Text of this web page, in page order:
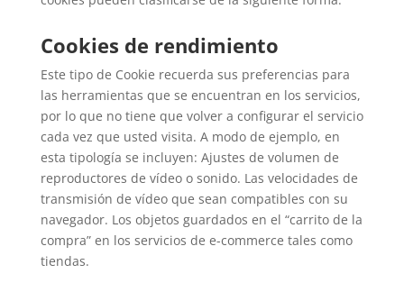
Cookies de rendimiento
Este tipo de Cookie recuerda sus preferencias para
las herramientas que se encuentran en los servicios,
por lo que no tiene que volver a configurar el servicio
cada vez que usted visita. A modo de ejemplo, en
esta tipología se incluyen: Ajustes de volumen de
reproductores de vídeo o sonido. Las velocidades de
transmisión de vídeo que sean compatibles con su
navegador. Los objetos guardados en el “carrito de la
compra” en los servicios de e-commerce tales como
tiendas.